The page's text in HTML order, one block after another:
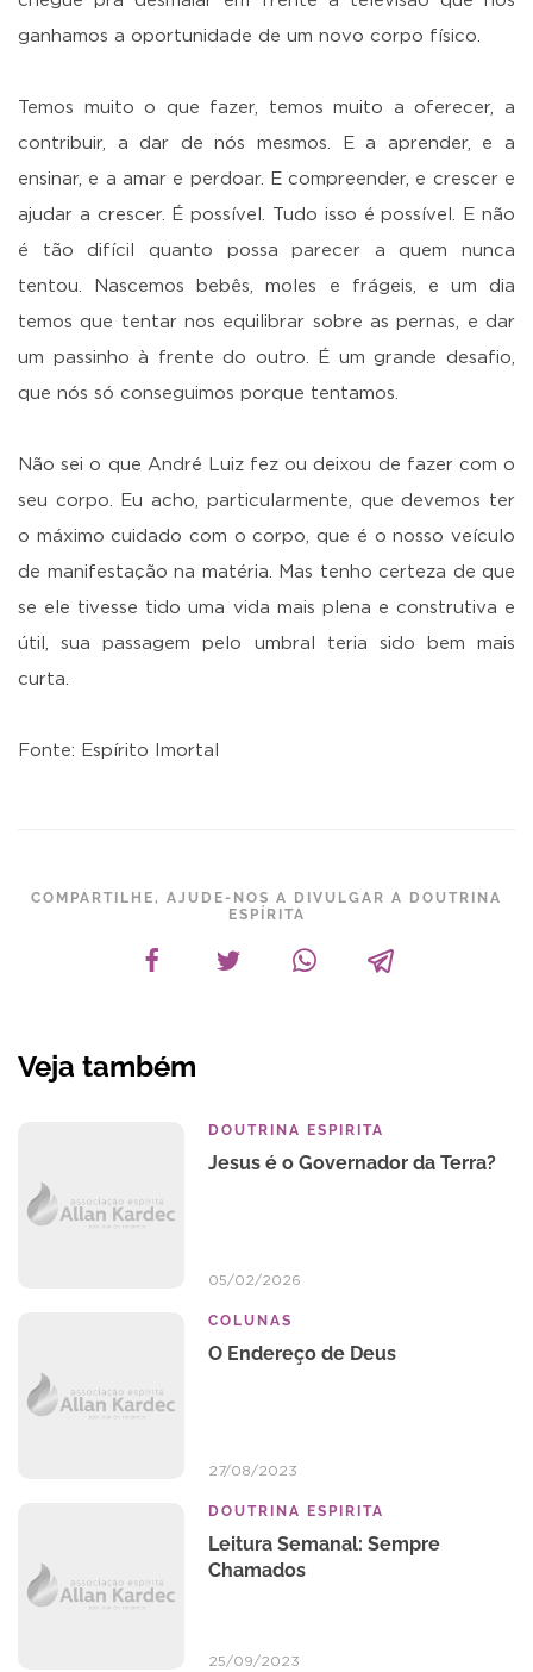
ganhamos a oportunidade de um novo corpo físico.
Temos muito o que fazer, temos muito a oferecer, a
contribuir, a dar de nós mesmos. E a aprender, e a
ensinar, e a amar e perdoar. E compreender, e crescer e
ajudar a crescer. É possível. Tudo isso é possível. E não
é tão difícil quanto possa parecer a quem nunca
tentou. Nascemos bebês, moles e frágeis, e um dia
temos que tentar nos equilibrar sobre as pernas, e dar
um passinho à frente do outro. É um grande desafio,
que nós só conseguimos porque tentamos.
Não sei o que André Luiz fez ou deixou de fazer com o
seu corpo. Eu acho, particularmente, que devemos ter
o máximo cuidado com o corpo, que é o nosso veículo
de manifestação na matéria. Mas tenho certeza de que
se ele tivesse tido uma vida mais plena e construtiva e
útil, sua passagem pelo umbral teria sido bem mais
curta.
Fonte: Espírito Imortal
COMPARTILHE, AJUDE-NOS A DIVULGAR A DOUTRINA
ESPÍRITA
Veja também
DOUTRINA ESPIRITA
Jesus é o Governador da Terra?
05/02/2026
COLUNAS
O Endereço de Deus
27/08/2023
DOUTRINA ESPIRITA
Leitura Semanal: Sempre
Chamados
25/09/2023